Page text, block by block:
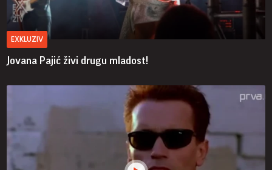
EXKLUZIV
Jovana Pajić živi drugu mladost!